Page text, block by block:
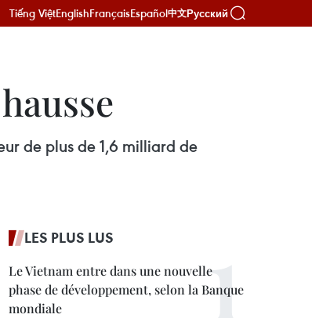
Tiếng ViệtEnglishFrançaisEspañol中文Русский
de plus de 1,6 milliard de
LES PLUS LUS
Le Vietnam entre dans une nouvelle
phase de développement, selon la Banque
mondiale